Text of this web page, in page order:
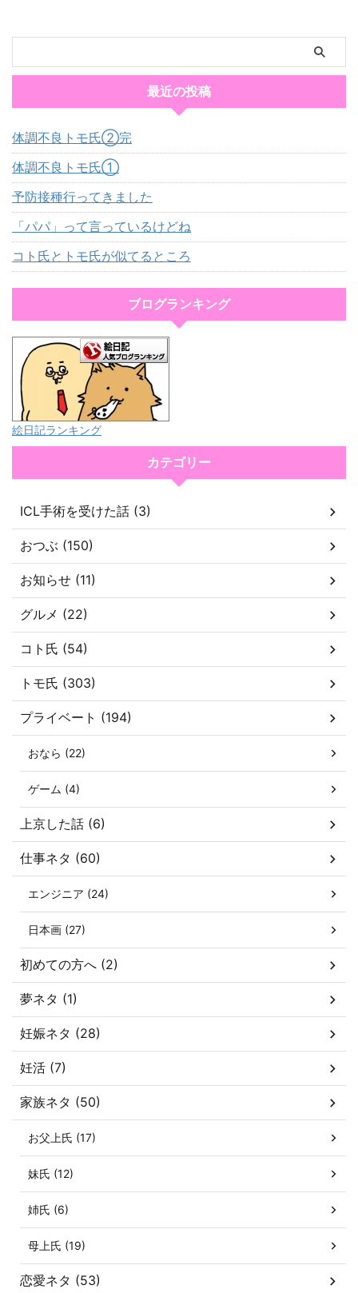
最近の投稿
体調不良トモ氏②完
体調不良トモ氏①
予防接種行ってきました
「パパ」って言っているけどね
コト氏とトモ氏が似てるところ
ブログランキング
絵日記ランキング
カテゴリー
ICL手術を受けた話 (3)
おつぶ (150)
お知らせ (11)
グルメ (22)
コト氏 (54)
トモ氏 (303)
プライベート (194)
おなら (22)
ゲーム (4)
上京した話 (6)
仕事ネタ (60)
エンジニア (24)
日本画 (27)
初めての方へ (2)
夢ネタ (1)
妊娠ネタ (28)
妊活 (7)
家族ネタ (50)
お父上氏 (17)
妹氏 (12)
姉氏 (6)
母上氏 (19)
恋愛ネタ (53)